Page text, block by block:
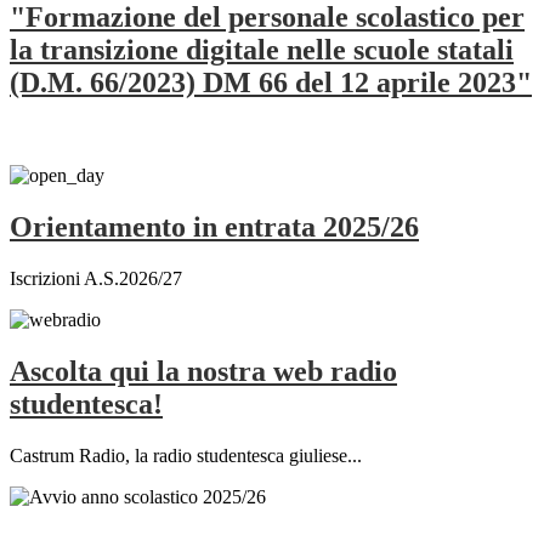
"Formazione del personale scolastico per
la transizione digitale nelle scuole statali
(D.M. 66/2023) DM 66 del 12 aprile 2023"
Orientamento in entrata 2025/26
Iscrizioni A.S.2026/27
Ascolta qui la nostra web radio
studentesca!
Castrum Radio, la radio studentesca giuliese...